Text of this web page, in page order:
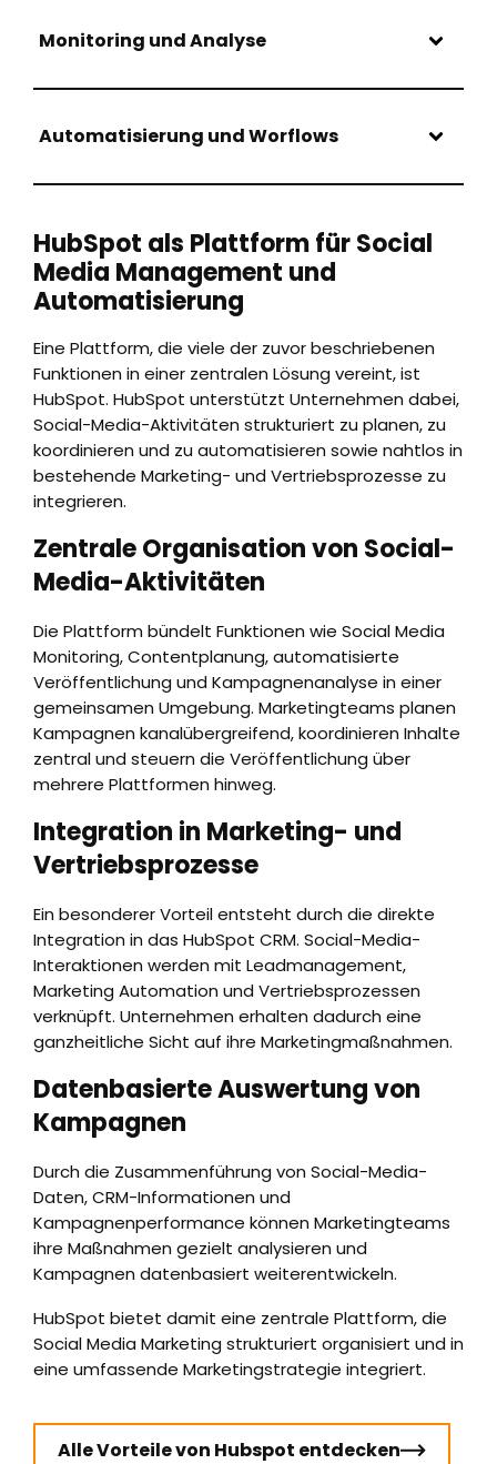
Monitoring und Analyse
Automatisierung und Worflows
HubSpot als Plattform für Social
Media Management und
Automatisierung
Eine Plattform, die viele der zuvor beschriebenen
Funktionen in einer zentralen Lösung vereint, ist
HubSpot. HubSpot unterstützt Unternehmen dabei,
Social-Media-Aktivitäten strukturiert zu planen, zu
koordinieren und zu automatisieren sowie nahtlos in
bestehende Marketing- und Vertriebsprozesse zu
integrieren.
Zentrale Organisation von Social-
Media-Aktivitäten
Die Plattform bündelt Funktionen wie Social Media
Monitoring, Contentplanung, automatisierte
Veröffentlichung und Kampagnenanalyse in einer
gemeinsamen Umgebung. Marketingteams planen
Kampagnen kanalübergreifend, koordinieren Inhalte
zentral und steuern die Veröffentlichung über
mehrere Plattformen hinweg.
Integration in Marketing- und
Vertriebsprozesse
Ein besonderer Vorteil entsteht durch die direkte
Integration in das HubSpot CRM. Social-Media-
Interaktionen werden mit Leadmanagement,
Marketing Automation und Vertriebsprozessen
verknüpft. Unternehmen erhalten dadurch eine
ganzheitliche Sicht auf ihre Marketingmaßnahmen.
Datenbasierte Auswertung von
Kampagnen
Durch die Zusammenführung von Social-Media-
Daten, CRM-Informationen und
Kampagnenperformance können Marketingteams
ihre Maßnahmen gezielt analysieren und
Kampagnen datenbasiert weiterentwickeln.
HubSpot bietet damit eine zentrale Plattform, die
Social Media Marketing strukturiert organisiert und in
eine umfassende Marketingstrategie integriert.
Alle Vorteile von Hubspot entdecken